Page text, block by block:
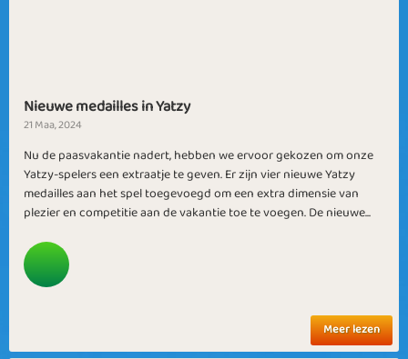
Nieuwe medailles in Yatzy
21 Maa, 2024
Nu de paasvakantie nadert, hebben we ervoor gekozen om onze
Yatzy-spelers een extraatje te geven. Er zijn vier nieuwe Yatzy
medailles aan het spel toegevoegd om een ​​extra dimensie van
plezier en competitie aan de vakantie toe te voegen. De nieuwe...
Meer lezen